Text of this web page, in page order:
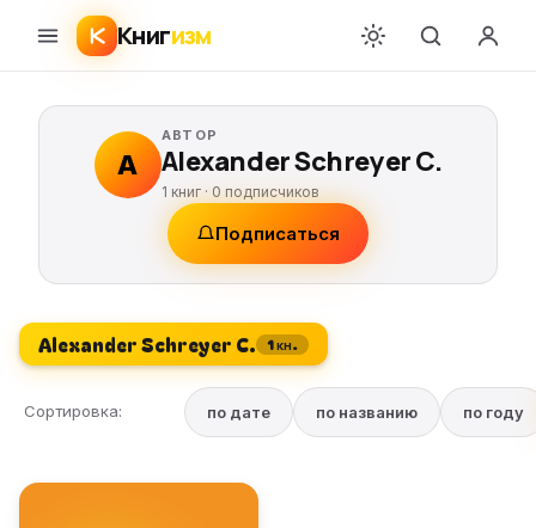
Книгизм
A
АВТОР
Alexander Schreyer C.
1 книг · 0 подписчиков
Подписаться
Alexander Schreyer C. 1 кн.
Сортировка: по дате по названию по году